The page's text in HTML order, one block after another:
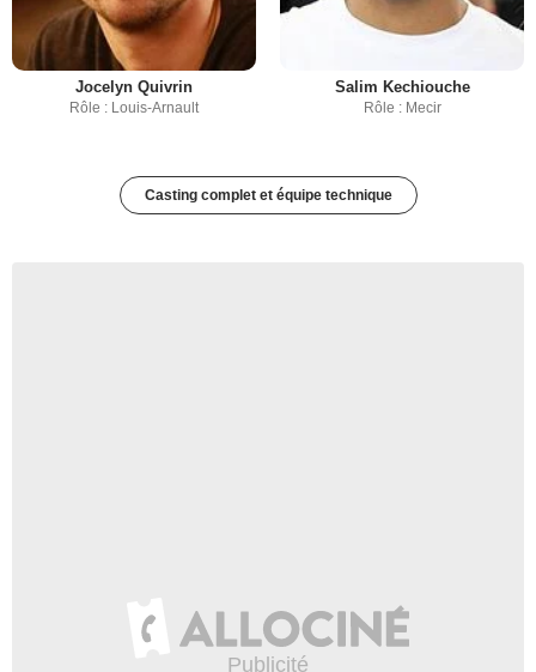
Jocelyn Quivrin
Rôle : Louis-Arnault
Salim Kechiouche
Rôle : Mecir
Casting complet et équipe technique